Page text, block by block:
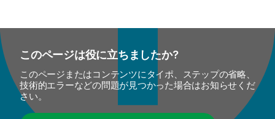
このページは役に立ちましたか?
このページまたはコンテンツにタイポ、ステップの省略、
技術的エラーなどの問題が見つかった場合はお知らせくだ
さい。